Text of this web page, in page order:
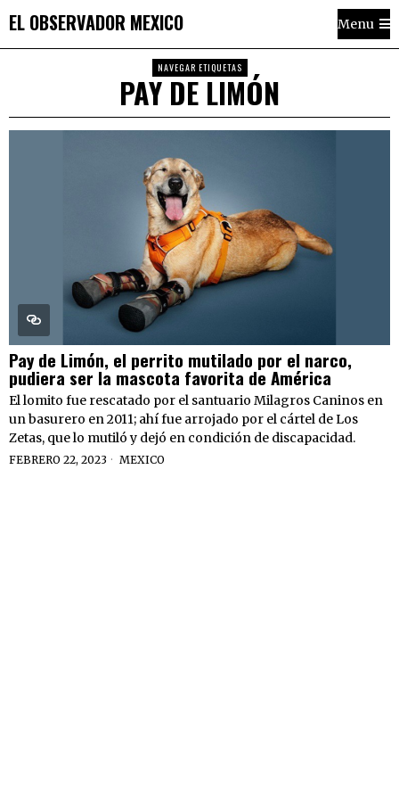
EL OBSERVADOR MEXICO Menu
NAVEGAR ETIQUETAS
PAY DE LIMÓN
Pay de Limón, el perrito mutilado por el narco,
pudiera ser la mascota favorita de América
El lomito fue rescatado por el santuario Milagros Caninos en
un basurero en 2011; ahí fue arrojado por el cártel de Los
Zetas, que lo mutiló y dejó en condición de discapacidad.
FEBRERO 22, 2023 MEXICO